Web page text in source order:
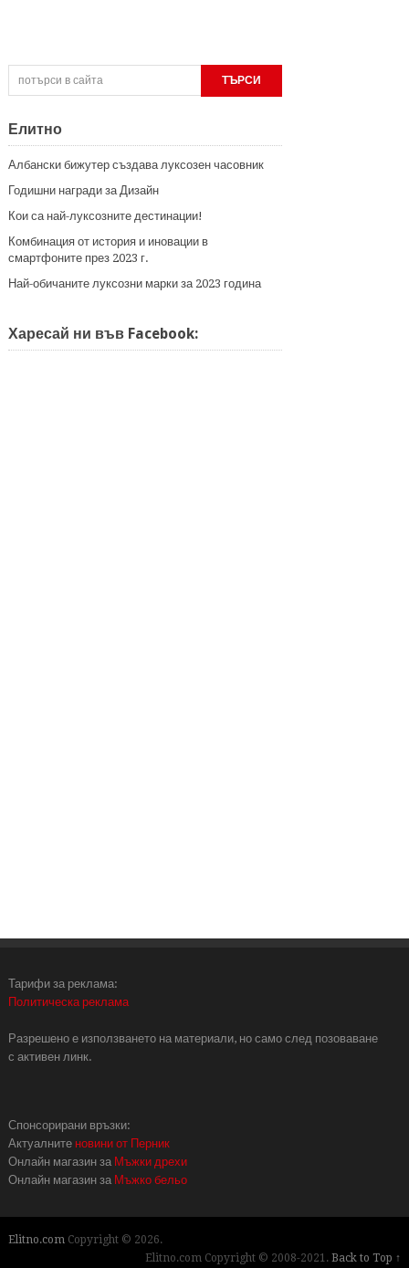
Елитно
Албански бижутер създава луксозен часовник
Годишни награди за Дизайн
Кои са най-луксозните дестинации!
Комбинация от история и иновации в
смартфоните през 2023 г.
Най-обичаните луксозни марки за 2023 година
Харесай ни във Facebook:
Тарифи за реклама:
Политическа реклама
Разрешено е използването на материали, но само след позоваване
с активен линк.
Спонсорирани връзки:
Актуалните новини от Перник
Онлайн магазин за Мъжки дрехи
Онлайн магазин за Мъжко бельо
Elitno.com Copyright © 2026.
Elitno.com Copyright © 2008-2021.Back to Top ↑